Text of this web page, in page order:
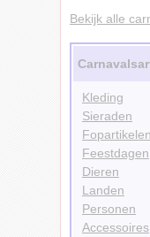
Bekijk alle
Kleding
Sieraden
Fopartikelen
Feestdagen
Dieren
Landen
Personen
Accessoires